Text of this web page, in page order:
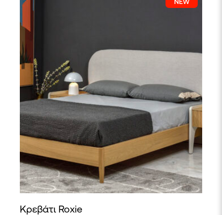
Κρεβάτι Roxie